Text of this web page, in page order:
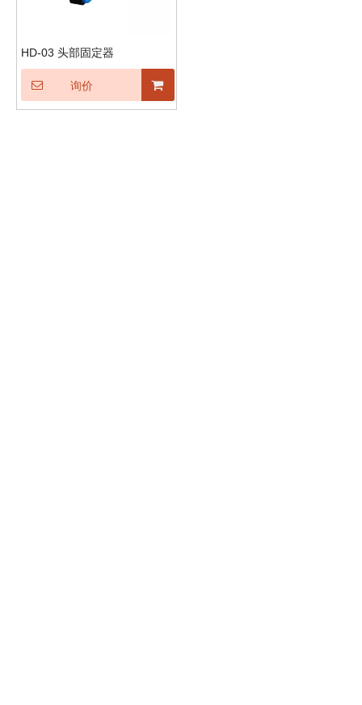
HD-03 头部固定器
询价